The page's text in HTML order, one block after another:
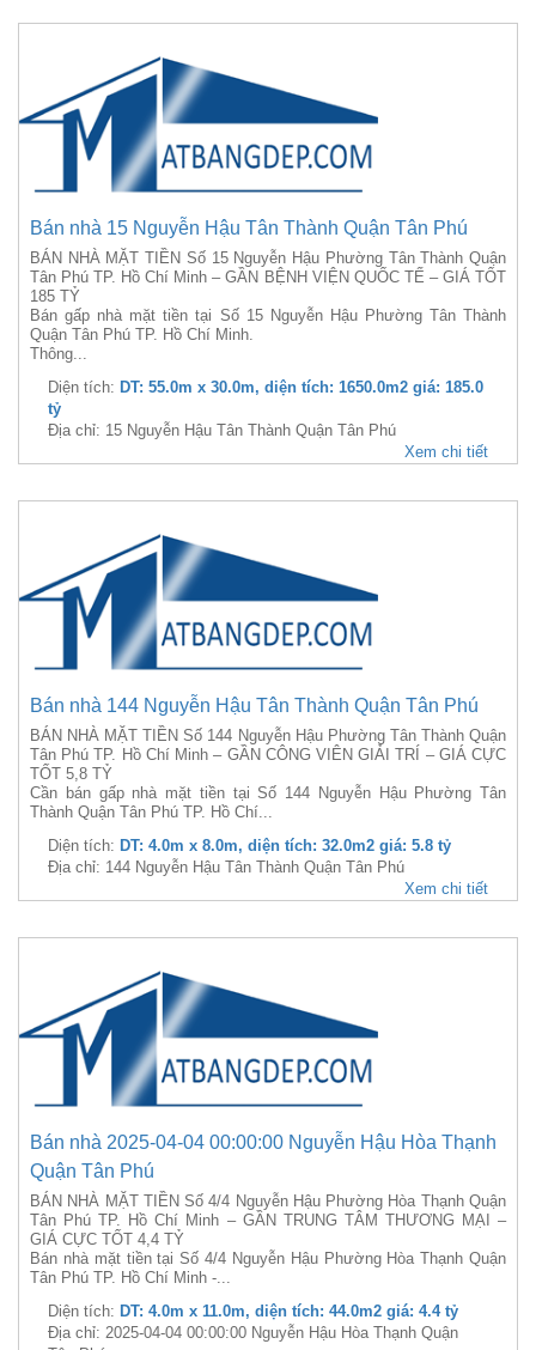
Bán nhà 15 Nguyễn Hậu Tân Thành Quận Tân Phú
BÁN NHÀ MẶT TIỀN Số 15 Nguyễn Hậu Phường Tân Thành Quận
Tân Phú TP. Hồ Chí Minh – GẦN BỆNH VIỆN QUỐC TẾ – GIÁ TỐT
185 TỶ
Bán gấp nhà mặt tiền tại Số 15 Nguyễn Hậu Phường Tân Thành
Quận Tân Phú TP. Hồ Chí Minh.
Thông...
Diện tích: DT: 55.0m x 30.0m, diện tích: 1650.0m2 giá: 185.0
tỷ
Địa chỉ: 15 Nguyễn Hậu Tân Thành Quận Tân Phú
Xem chi tiết
Bán nhà 144 Nguyễn Hậu Tân Thành Quận Tân Phú
BÁN NHÀ MẶT TIỀN Số 144 Nguyễn Hậu Phường Tân Thành Quận
Tân Phú TP. Hồ Chí Minh – GẦN CÔNG VIÊN GIẢI TRÍ – GIÁ CỰC
TỐT 5,8 TỶ
Cần bán gấp nhà mặt tiền tại Số 144 Nguyễn Hậu Phường Tân
Thành Quận Tân Phú TP. Hồ Chí...
Diện tích: DT: 4.0m x 8.0m, diện tích: 32.0m2 giá: 5.8 tỷ
Địa chỉ: 144 Nguyễn Hậu Tân Thành Quận Tân Phú
Xem chi tiết
Bán nhà 2025-04-04 00:00:00 Nguyễn Hậu Hòa Thạnh
Quận Tân Phú
BÁN NHÀ MẶT TIỀN Số 4/4 Nguyễn Hậu Phường Hòa Thạnh Quận
Tân Phú TP. Hồ Chí Minh – GẦN TRUNG TÂM THƯƠNG MẠI –
GIÁ CỰC TỐT 4,4 TỶ
Bán nhà mặt tiền tại Số 4/4 Nguyễn Hậu Phường Hòa Thạnh Quận
Tân Phú TP. Hồ Chí Minh -...
Diện tích: DT: 4.0m x 11.0m, diện tích: 44.0m2 giá: 4.4 tỷ
Địa chỉ: 2025-04-04 00:00:00 Nguyễn Hậu Hòa Thạnh Quận